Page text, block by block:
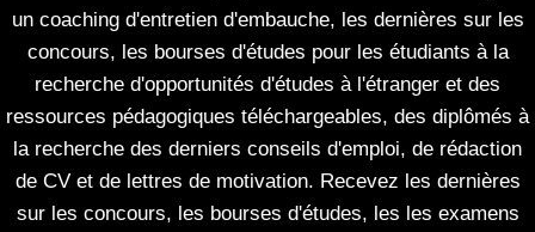
un coaching d'entretien d'embauche, les dernières sur les
concours, les bourses d'études pour les étudiants à la
recherche d'opportunités d'études à l'étranger et des
ressources pédagogiques téléchargeables, des diplômés à
la recherche des derniers conseils d'emploi, de rédaction
de CV et de lettres de motivation. Recevez les dernières
sur les concours, les bourses d'études, les les examens